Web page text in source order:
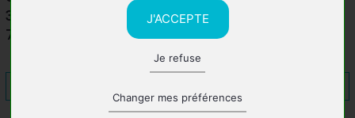
J'ACCEPTE
Je refuse
Changer mes préférences
3 avenue Erasme
77330 Ozoir-la-Ferrière